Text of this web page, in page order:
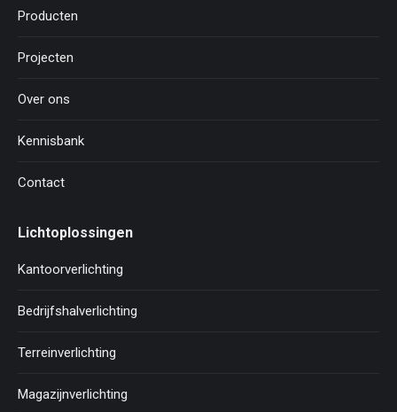
Producten
Projecten
Over ons
Kennisbank
Contact
Lichtoplossingen
Kantoorverlichting
Bedrijfshalverlichting
Terreinverlichting
Magazijnverlichting